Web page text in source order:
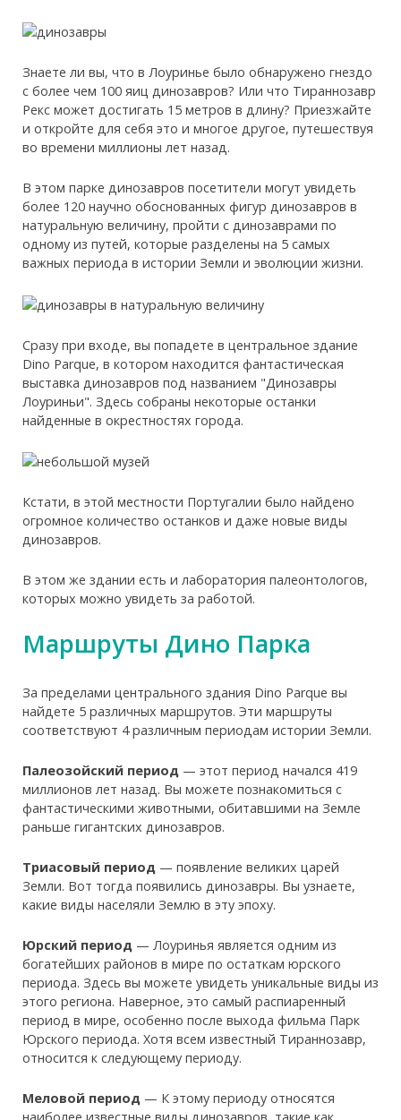
Знаете ли вы, что в Лоуринье было обнаружено гнездо
с более чем 100 яиц динозавров? Или что Тираннозавр
Рекс может достигать 15 метров в длину? Приезжайте
и откройте для себя это и многое другое, путешествуя
во времени миллионы лет назад.
В этом парке динозавров посетители могут увидеть
более 120 научно обоснованных фигур динозавров в
натуральную величину, пройти с динозаврами по
одному из путей, которые разделены на 5 самых
важных периода в истории Земли и эволюции жизни.
Сразу при входе, вы попадете в центральное здание
Dino Parque, в котором находится фантастическая
выставка динозавров под названием "Динозавры
Лоуриньи". Здесь собраны некоторые останки
найденные в окрестностях города.
Кстати, в этой местности Португалии было найдено
огромное количество останков и даже новые виды
динозавров.
В этом же здании есть и лаборатория палеонтологов,
которых можно увидеть за работой.
Маршруты Дино Парка
За пределами центрального здания Dino Parque вы
найдете 5 различных маршрутов. Эти маршруты
соответствуют 4 различным периодам истории Земли.
Палеозойский период — этот период начался 419
миллионов лет назад. Вы можете познакомиться с
фантастическими животными, обитавшими на Земле
раньше гигантских динозавров.
Триасовый период — появление великих царей
Земли. Вот тогда появились динозавры. Вы узнаете,
какие виды населяли Землю в эту эпоху.
Юрский период — Лоуринья является одним из
богатейших районов в мире по остаткам юрского
периода. Здесь вы можете увидеть уникальные виды из
этого региона. Наверное, это самый распиаренный
период в мире, особенно после выхода фильма Парк
Юрского периода. Хотя всем известный Тираннозавр,
относится к следующему периоду.
Меловой период — К этому периоду относятся